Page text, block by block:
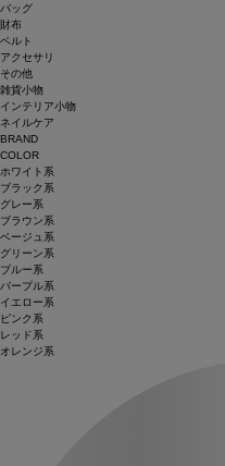
バッグ
財布
ベルト
アクセサリ
その他
雑貨小物
インテリア小物
ネイルケア
BRAND
COLOR
ホワイト系
ブラック系
グレー系
ブラウン系
ベージュ系
グリーン系
ブルー系
パープル系
イエロー系
ピンク系
レッド系
オレンジ系